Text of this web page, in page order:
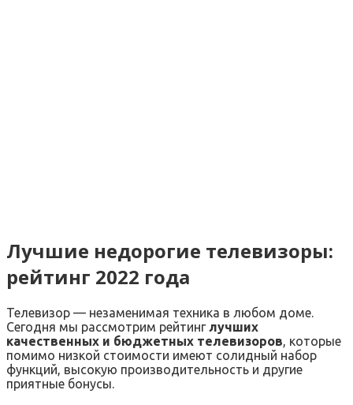
Лучшие недорогие телевизоры:
рейтинг 2022 года
Телевизор — незаменимая техника в любом доме.
Сегодня мы рассмотрим рейтинглучших
качественных и бюджетных телевизоров, которые
помимо низкой стоимости имеют солидный набор
функций, высокую производительность и другие
приятные бонусы.